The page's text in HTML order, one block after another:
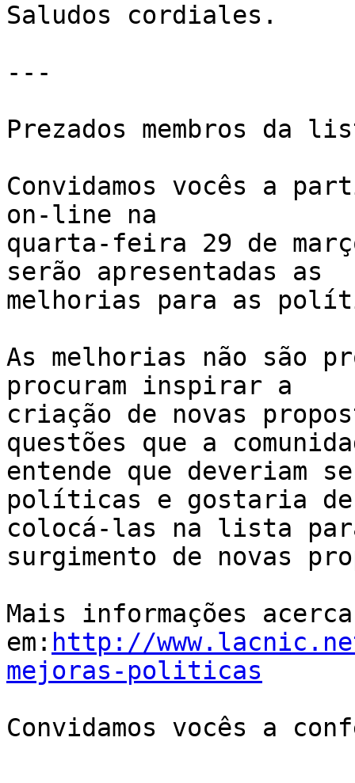
Saludos cordiales.
---
Prezados membros da
Convidamos vocês a
on-line na
quarta-feira 29 de
serão apresentadas as
melhorias para as
As melhorias não são
procuram inspirar a
criação de novas
questões que a
entende que deveriam
políticas e gostaria
colocá-las na lista
surgimento de novas
Mais informações
em: http://
mejoras-politicas
Convidamos vocês a